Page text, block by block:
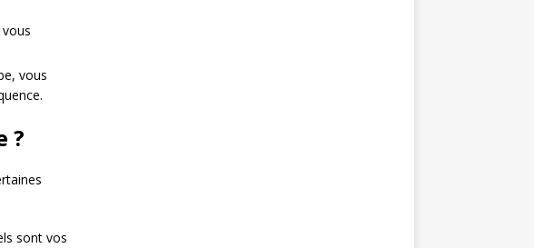
vous
?
sont vos